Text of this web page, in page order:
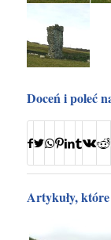
Doceń i poleć
Artykuły, które